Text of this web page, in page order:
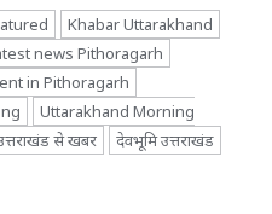
Khabar Uttarakhand
news Pithoragarh
in Pithoragarh
Uttarakhand Morning
से खबर देवभूमि उत्तराखंड